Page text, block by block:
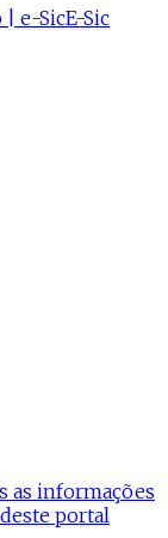
| e-SicE-Sic
as informações
portal